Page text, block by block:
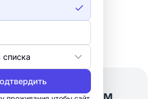
по отраслям